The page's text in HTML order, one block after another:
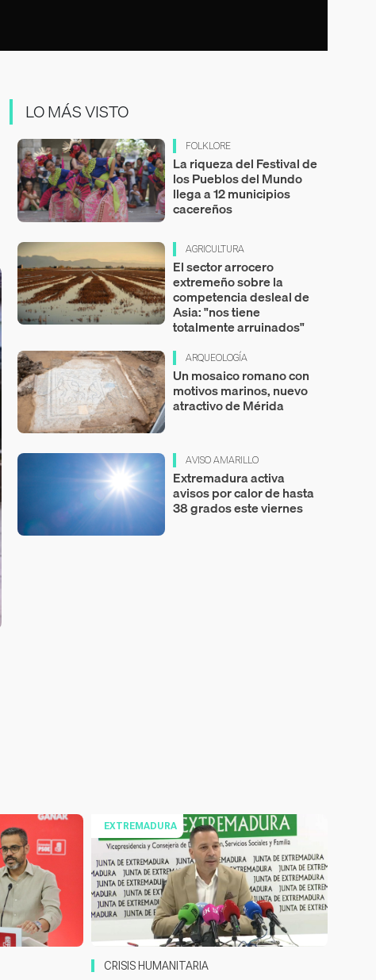
LO MÁS VISTO
FOLKLORE
La riqueza del Festival de
los Pueblos del Mundo
llega a 12 municipios
cacereños
AGRICULTURA
El sector arrocero
extremeño sobre la
competencia desleal de
Asia: "nos tiene
totalmente arruinados"
ARQUEOLOGÍA
Un mosaico romano con
motivos marinos, nuevo
atractivo de Mérida
AVISO AMARILLO
Extremadura activa
avisos por calor de hasta
38 grados este viernes
EXTREMADURA
CRISIS HUMANITARIA